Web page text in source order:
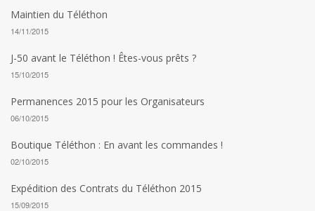
Maintien du Téléthon
14/11/2015
J-50 avant le Téléthon ! Êtes-vous prêts ?
15/10/2015
Permanences 2015 pour les Organisateurs
06/10/2015
Boutique Téléthon : En avant les commandes !
02/10/2015
Expédition des Contrats du Téléthon 2015
15/09/2015